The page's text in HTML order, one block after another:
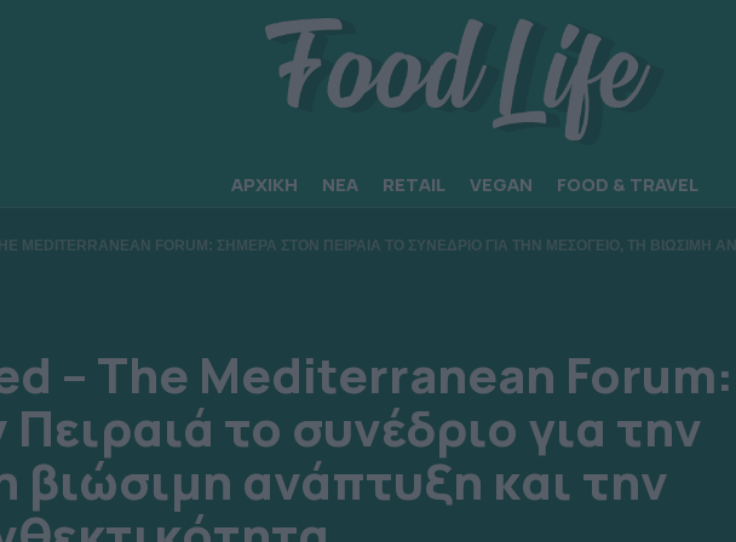
ΑΡΧΙΚΗ ΝΕΑ RETAIL VEGAN FOOD & TRAVEL
MEDITERRANEAN FORUM: ΣΗΜΕΡΑ ΣΤΟΝ ΠΕΙΡΑΙΑ ΤΟ ΣΥΝΕΔΡΙΟ ΓΙΑ ΤΗΝ ΜΕΣΟΓΕΙΟ, ΤΗ ΒΙΩΣΙΜΗ
– The Mediterranean Forum:
το συνέδριο για την
βιώσιμη ανάπτυξη και την